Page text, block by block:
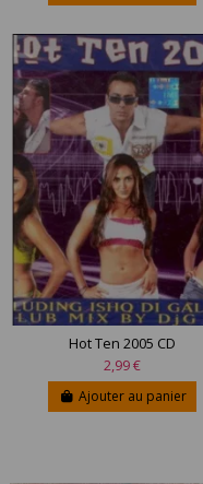
Hot Ten 2005 CD
2,99 €
Ajouter au panier